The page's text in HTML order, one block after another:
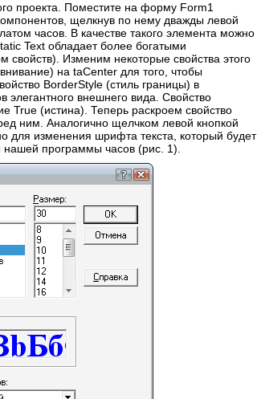
проекта. Пoместите на форму Form1
щелкнув по нему дважды левой
часов. В качестве такого элемента можно
Text обладает более богатыми
Изменим некоторые свойства этого
на taCenter для того, чтобы
BorderStyle (стиль границы) в
внешнего вида. Свойство
True (истина). Теперь раскроем свойство
ним. Аналогично щелчком левой кнопкой
для изменения шрифта текста, который будет
программы часов (рис. 1).